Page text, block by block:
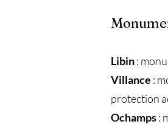
M
Libin:
Villance :
protection
Ochamps: